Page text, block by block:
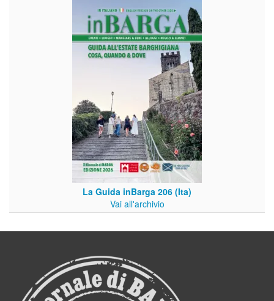
La Guida inBarga 206 (Ita)
Vai all'archivio